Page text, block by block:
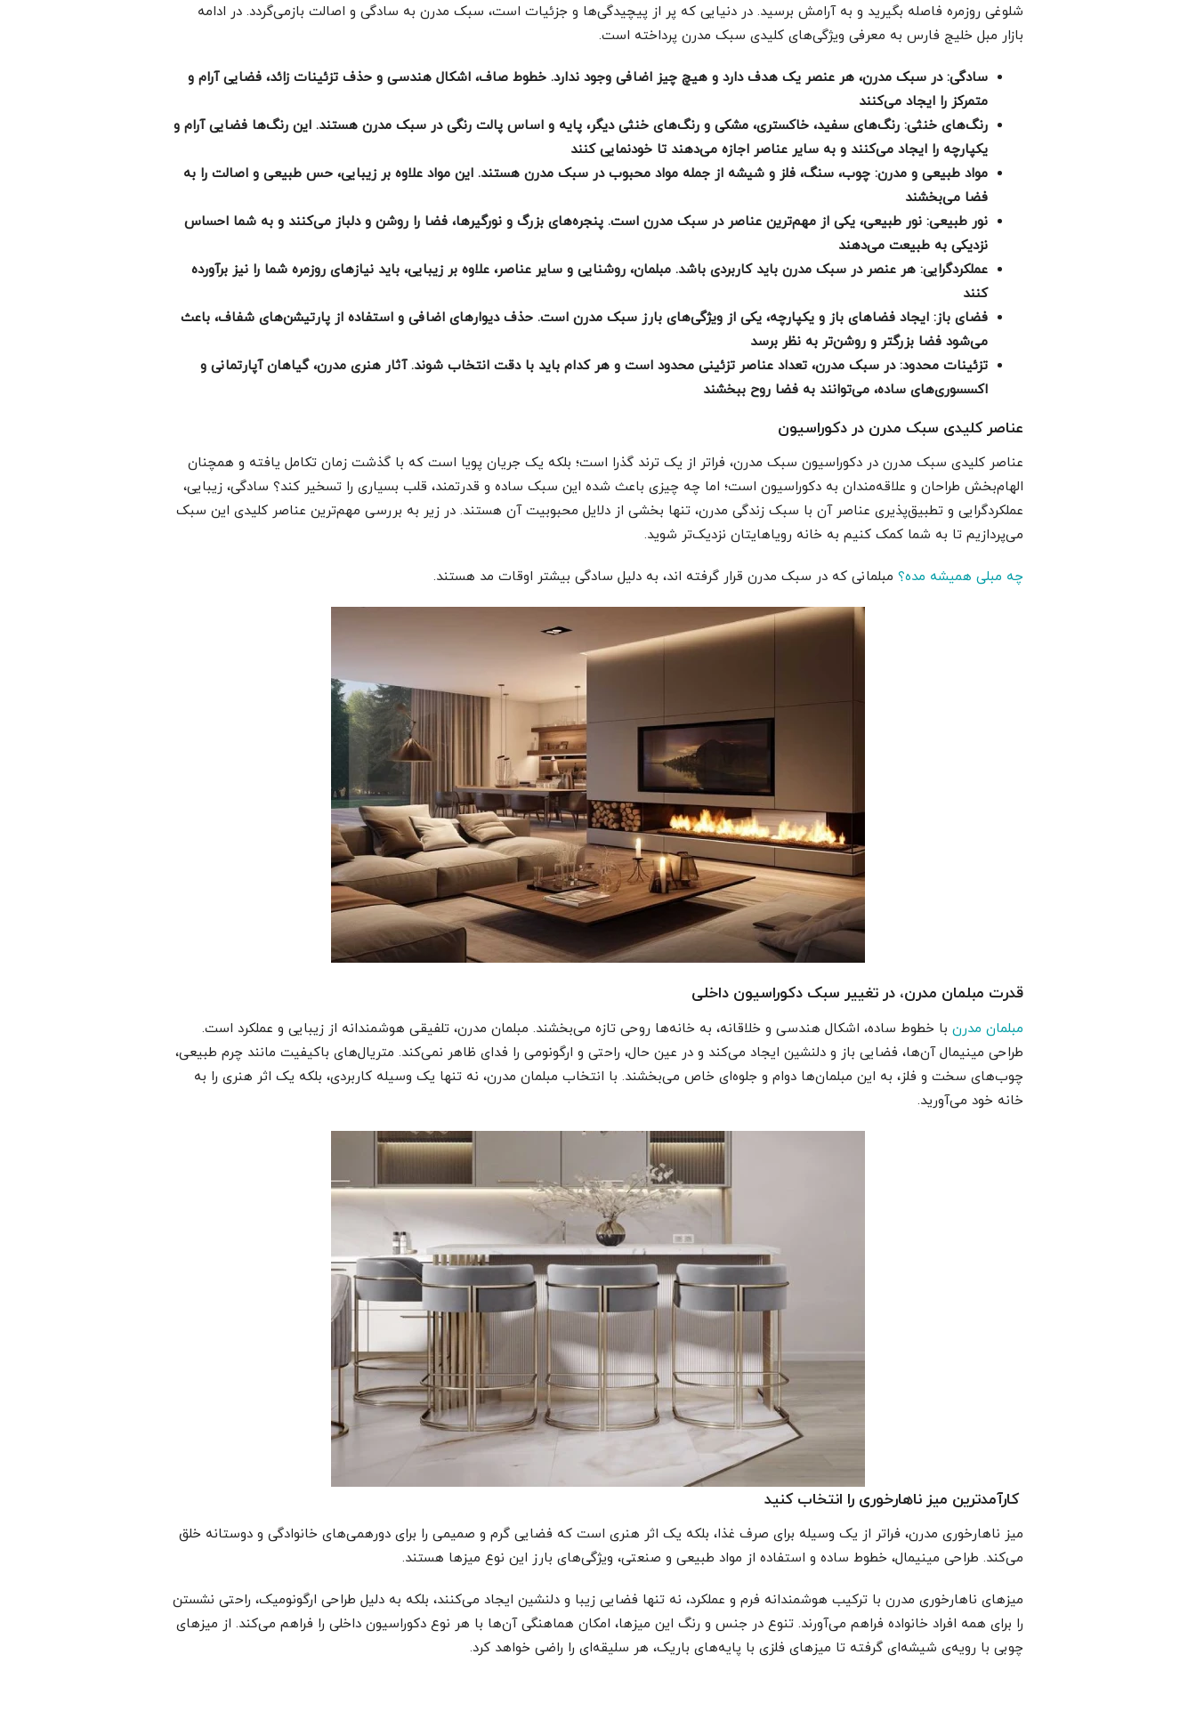
شلوغی روزمره فاصله بگیرید و به آرامش برسید. در دنیایی که پر از پیچیدگی‌ها و جزئیات است، سبک مدرن به سادگی و اصالت بازمی‌گردد. در ادامه
بازار مبل خلیج فارس به معرفی ویژگی‌های کلیدی سبک مدرن پرداخته است.
سادگی: در سبک مدرن، هر عنصر یک هدف دارد و هیچ چیز اضافی وجود ندارد. خطوط صاف، اشکال هندسی و حذف تزئینات زائد، فضایی آرام و
متمرکز را ایجاد می‌کنند
رنگ‌های خنثی: رنگ‌های سفید، خاکستری، مشکی و رنگ‌های خنثی دیگر، پایه و اساس پالت رنگی در سبک مدرن هستند. این رنگ‌ها فضایی آرام و
یکپارچه را ایجاد می‌کنند و به سایر عناصر اجازه می‌دهند تا خودنمایی کنند
مواد طبیعی و مدرن: چوب، سنگ، فلز و شیشه از جمله مواد محبوب در سبک مدرن هستند. این مواد علاوه بر زیبایی، حس طبیعی و اصالت را به
فضا می‌بخشند
نور طبیعی: نور طبیعی، یکی از مهم‌ترین عناصر در سبک مدرن است. پنجره‌های بزرگ و نورگیرها، فضا را روشن و دلباز می‌کنند و به شما احساس
نزدیکی به طبیعت می‌دهند
عملکردگرایی: هر عنصر در سبک مدرن باید کاربردی باشد. مبلمان، روشنایی و سایر عناصر، علاوه بر زیبایی، باید نیازهای روزمره شما را نیز برآورده
کنند
فضای باز: ایجاد فضاهای باز و یکپارچه، یکی از ویژگی‌های بارز سبک مدرن است. حذف دیوارهای اضافی و استفاده از پارتیشن‌های شفاف، باعث
می‌شود فضا بزرگتر و روشن‌تر به نظر برسد
تزئینات محدود: در سبک مدرن، تعداد عناصر تزئینی محدود است و هر کدام باید با دقت انتخاب شوند. آثار هنری مدرن، گیاهان آپارتمانی و
اکسسوری‌های ساده، می‌توانند به فضا روح ببخشند
عناصر کلیدی سبک مدرن در دکوراسیون
عناصر کلیدی سبک مدرن در دکوراسیون سبک مدرن، فراتر از یک ترند گذرا است؛ بلکه یک جریان پویا است که با گذشت زمان تکامل یافته و همچنان
الهام‌بخش طراحان و علاقه‌مندان به دکوراسیون است؛ اما چه چیزی باعث شده این سبک ساده و قدرتمند، قلب بسیاری را تسخیر کند؟ سادگی، زیبایی،
عملکردگرایی و تطبیق‌پذیری عناصر آن با سبک زندگی مدرن، تنها بخشی از دلایل محبوبیت آن هستند. در زیر به بررسی مهم‌ترین عناصر کلیدی این سبک
می‌پردازیم تا به شما کمک کنیم به خانه‌ رویاهایتان نزدیک‌تر شوید.
چه مبلی همیشه مده؟مبلمانی که در سبک مدرن قرار گرفته اند، به دلیل سادگی بیشتر اوقات مد هستند.
قدرت مبلمان مدرن، در تغییر سبک دکوراسیون داخلی
مبلمان مدرنبا خطوط ساده، اشکال هندسی و خلاقانه، به خانه‌ها روحی تازه می‌بخشند. مبلمان مدرن، تلفیقی هوشمندانه از زیبایی و عملکرد است.
طراحی مینیمال آن‌ها، فضایی باز و دلنشین ایجاد می‌کند و در عین حال، راحتی و ارگونومی را فدای ظاهر نمی‌کند. متریال‌های باکیفیت مانند چرم طبیعی،
چوب‌های سخت و فلز، به این مبلمان‌ها دوام و جلوه‌ای خاص می‌بخشند. با انتخاب مبلمان مدرن، نه تنها یک وسیله کاربردی، بلکه یک اثر هنری را به
خانه خود می‌آورید.
کارآمدترین میز ناهارخوری را انتخاب کنید
میز ناهارخوری مدرن، فراتر از یک وسیله برای صرف غذا، بلکه یک اثر هنری است که فضایی گرم و صمیمی را برای دورهمی‌های خانوادگی و دوستانه خلق
می‌کند. طراحی مینیمال، خطوط ساده و استفاده از مواد طبیعی و صنعتی، ویژگی‌های بارز این نوع میزها هستند.
میزهای ناهارخوری مدرن با ترکیب هوشمندانه فرم و عملکرد، نه تنها فضایی زیبا و دلنشین ایجاد می‌کنند، بلکه به دلیل طراحی ارگونومیک، راحتی نشستن
را برای همه افراد خانواده فراهم می‌آورند. تنوع در جنس و رنگ این میزها، امکان هماهنگی آن‌ها با هر نوع دکوراسیون داخلی را فراهم می‌کند. از میزهای
چوبی با رویه‌ی شیشه‌ای گرفته تا میزهای فلزی با پایه‌های باریک، هر سلیقه‌ای را راضی خواهد کرد.